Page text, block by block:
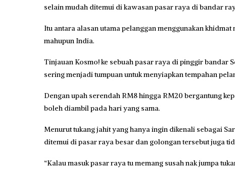
selain mudah ditemui di kawasan pasar raya di bandar
Itu antara alasan utama pelanggan menggunakan
mahupun India.
Tinjauan Kosmo! ke sebuah pasarraya di pinggir bandar
sering menjadi tumpuan untuk menyiapkan tempahan
Dengan upah serendah RM8 hingga RM20 bergantung
boleh diambil pada hari yang sama.
Menurut tukang jahit yang hanya ingin dikenali sebagai
ditemui di pasar raya besar dan golongan tersebut juga
“Kalau masuk pasarraya tu memang susah nak jumpa